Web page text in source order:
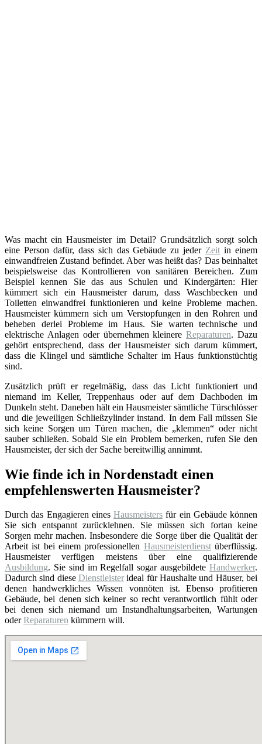
Was macht ein Hausmeister im Detail? Grundsätzlich sorgt solch
eine Person dafür, dass sich das Gebäude zu jeder Zeit in einem
einwandfreien Zustand befindet. Aber was heißt das? Das beinhaltet
beispielsweise das Kontrollieren von sanitären Bereichen. Zum
Beispiel kennen Sie das aus Schulen und Kindergärten: Hier
kümmert sich ein Hausmeister darum, dass Waschbecken und
Toiletten einwandfrei funktionieren und keine Probleme machen.
Hausmeister kümmern sich um Verstopfungen in den Rohren und
beheben derlei Probleme im Haus. Sie warten technische und
elektrische Anlagen oder übernehmen kleinereReparaturen. Dazu
gehört entsprechend, dass der Hausmeister sich darum kümmert,
dass die Klingel und sämtliche Schalter im Haus funktionstüchtig
sind.
Zusätzlich prüft er regelmäßig, dass das Licht funktioniert und
niemand im Keller, Treppenhaus oder auf dem Dachboden im
Dunkeln steht. Daneben hält ein Hausmeister sämtliche Türschlösser
und die jeweiligen Schließzylinder instand. In dem Fall müssen Sie
sich keine Sorgen um Türen machen, die „klemmen“ oder nicht
sauber schließen. Sobald Sie ein Problem bemerken, rufen Sie den
Hausmeister, der sich der Sache bereitwillig annimmt.
Wie finde ich in Nordenstadt einen
empfehlenswerten Hausmeister?
Durch das Engagieren eines Hausmeisters für ein Gebäude können
Sie sich entspannt zurücklehnen. Sie müssen sich fortan keine
Sorgen mehr machen. Insbesondere die Sorge über die Qualität der
Arbeit ist bei einem professionellen Hausmeisterdienstüberflüssig.
Hausmeister verfügen meistens über eine qualifizierende
Ausbildung. Sie sind im Regelfall sogar ausgebildete Handwerker.
Dadurch sind diese Dienstleister ideal für Haushalte und Häuser, bei
denen handwerkliches Wissen vonnöten ist. Ebenso profitieren
Gebäude, bei denen sich keiner so recht verantwortlich fühlt oder
bei denen sich niemand um Instandhaltungsarbeiten, Wartungen
oderReparaturen kümmern will.